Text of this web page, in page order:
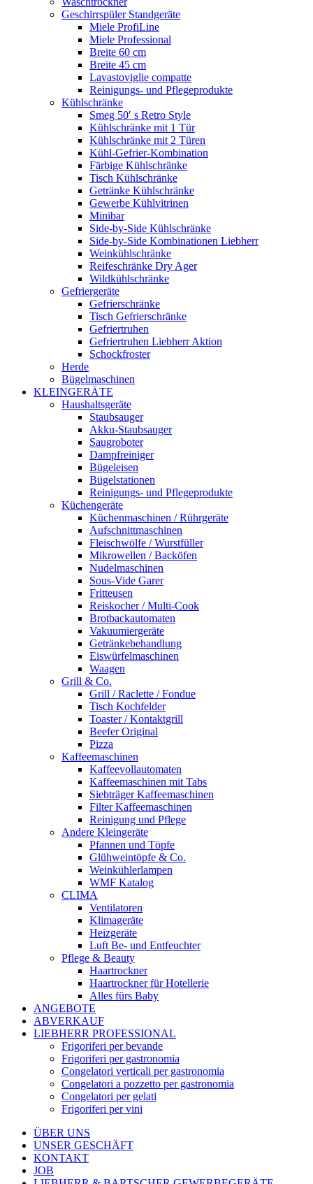
Geschirrspüler Standgeräte
Miele ProfiLine
Miele Professional
Breite 60 cm
Breite 45 cm
Lavastoviglie compatte
Reinigungs- und Pflegeprodukte
Kühlschränke
Smeg 50′ s Retro Style
Kühlschränke mit 1 Tür
Kühlschränke mit 2 Türen
Kühl-Gefrier-Kombination
Färbige Kühlschränke
Tisch Kühlschränke
Getränke Kühlschränke
Gewerbe Kühlvitrinen
Minibar
Side-by-Side Kühlschränke
Side-by-Side Kombinationen Liebherr
Weinkühlschränke
Reifeschränke Dry Ager
Wildkühlschränke
Gefriergeräte
Gefrierschränke
Tisch Gefrierschränke
Gefriertruhen
Gefriertruhen Liebherr Aktion
Schockfroster
Herde
Bügelmaschinen
KLEINGERÄTE
Haushaltsgeräte
Staubsauger
Akku-Staubsauger
Saugroboter
Dampfreiniger
Bügeleisen
Bügelstationen
Reinigungs- und Pflegeprodukte
Küchengeräte
Küchenmaschinen / Rührgeräte
Aufschnittmaschinen
Fleischwölfe / Wurstfüller
Mikrowellen / Backöfen
Nudelmaschinen
Sous-Vide Garer
Fritteusen
Reiskocher / Multi-Cook
Brotbackautomaten
Vakuumiergeräte
Getränkebehandlung
Eiswürfelmaschinen
Waagen
Grill & Co.
Grill / Raclette / Fondue
Tisch Kochfelder
Toaster / Kontaktgrill
Beefer Original
Pizza
Kaffeemaschinen
Kaffeevollautomaten
Kaffeemaschinen mit Tabs
Siebträger Kaffeemaschinen
Filter Kaffeemaschinen
Reinigung und Pflege
Andere Kleingeräte
Pfannen und Töpfe
Glühweintöpfe & Co.
Weinkühlerlampen
WMF Katalog
CLIMA
Ventilatoren
Klimageräte
Heizgeräte
Luft Be- und Entfeuchter
Pflege & Beauty
Haartrockner
Haartrockner für Hotellerie
Alles fürs Baby
ANGEBOTE
ABVERKAUF
LIEBHERR PROFESSIONAL
Frigoriferi per bevande
Frigoriferi per gastronomia
Congelatori verticali per gastronomia
Congelatori a pozzetto per gastronomia
Congelatori per gelati
Frigoriferi per vini
ÜBER UNS
UNSER GESCHÄFT
KONTAKT
JOB